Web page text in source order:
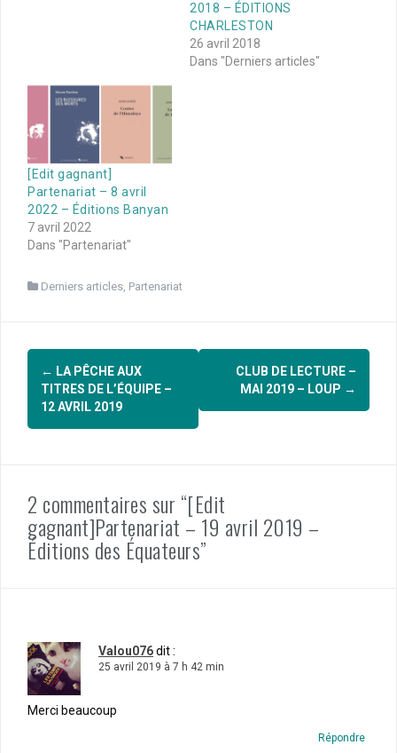
2018 – ÉDITIONS
CHARLESTON
26 avril 2018
Dans "Derniers articles"
[Edit gagnant]
Partenariat – 8 avril
2022 – Éditions Banyan
7 avril 2022
Dans "Partenariat"
Derniers articles, Partenariat
Navigation
d'article
← LA PÊCHE AUX
TITRES DE L’ÉQUIPE –
12 AVRIL 2019
CLUB DE LECTURE –
MAI 2019 – LOUP →
2 commentaires sur “[Edit
gagnant]Partenariat – 19 avril 2019 –
Éditions des Équateurs”
Valou076dit :
25 avril 2019 à 7 h 42 min
Merci beaucoup
Répondre